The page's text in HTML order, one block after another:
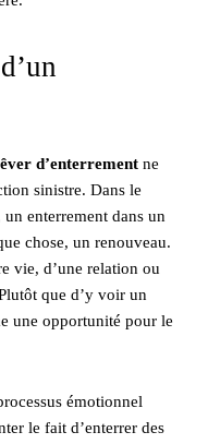
d’enterrement ne
sinistre. Dans le
enterrement dans un
chose, un renouveau.
vie, d’une relation ou
que d’y voir un
une opportunité pour le
émotionnel
le fait d’enterrer des